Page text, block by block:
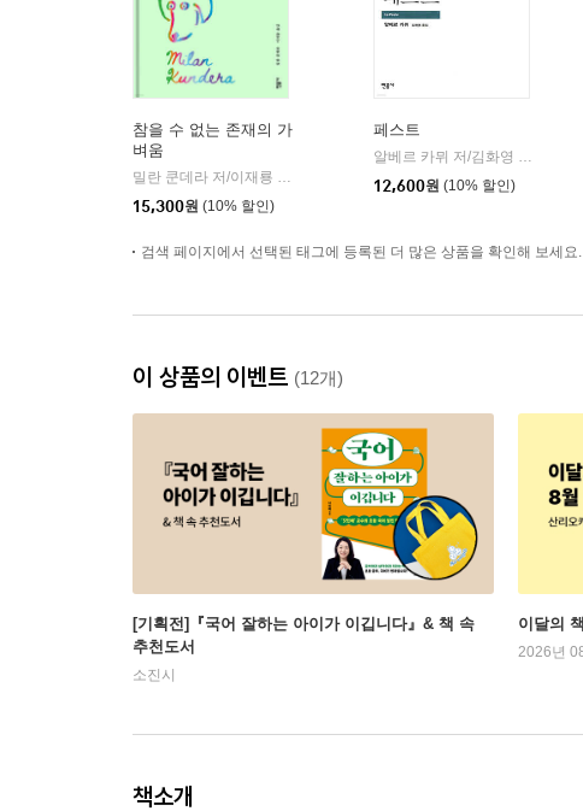
참을 수 없는 존재의 가
벼움
밀란 쿤데라 저/이재룡 역
15,300원 (10% 할인)
페스트
알베르 카뮈 저/김화영 역
12,600원 (10% 할인)
검색 페이지에서 선택된 태그에 등록된 더 많은 상품을 확인해 보세요.
이 상품의 이벤트 (12개)
[기획전]『국어 잘하는 아이가 이깁니다』& 책 속
추천도서
소진시
이달의
2026년
책소개